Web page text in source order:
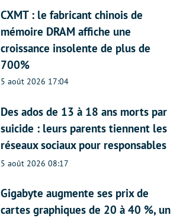
CXMT : le fabricant chinois de
mémoire DRAM affiche une
croissance insolente de plus de
700%
5 août 2026 17:04
Des ados de 13 à 18 ans morts par
suicide : leurs parents tiennent les
réseaux sociaux pour responsables
5 août 2026 08:17
Gigabyte augmente ses prix de
cartes graphiques de 20 à 40 %, un